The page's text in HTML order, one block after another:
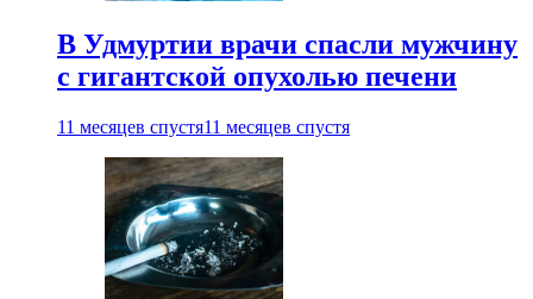
В Удмуртии врачи спасли мужчину
с гигантской опухолью печени
11 месяцев спустя11 месяцев спустя